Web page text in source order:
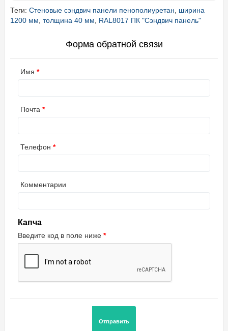
Теги: Стеновые сэндвич панели пенополиуретан, ширина
1200 мм, толщина 40 мм, RAL8017 ПК "Сэндвич панель"
Форма обратной связи
Имя
Почта
Телефон
Комментарии
Капча
Введите код в поле ниже